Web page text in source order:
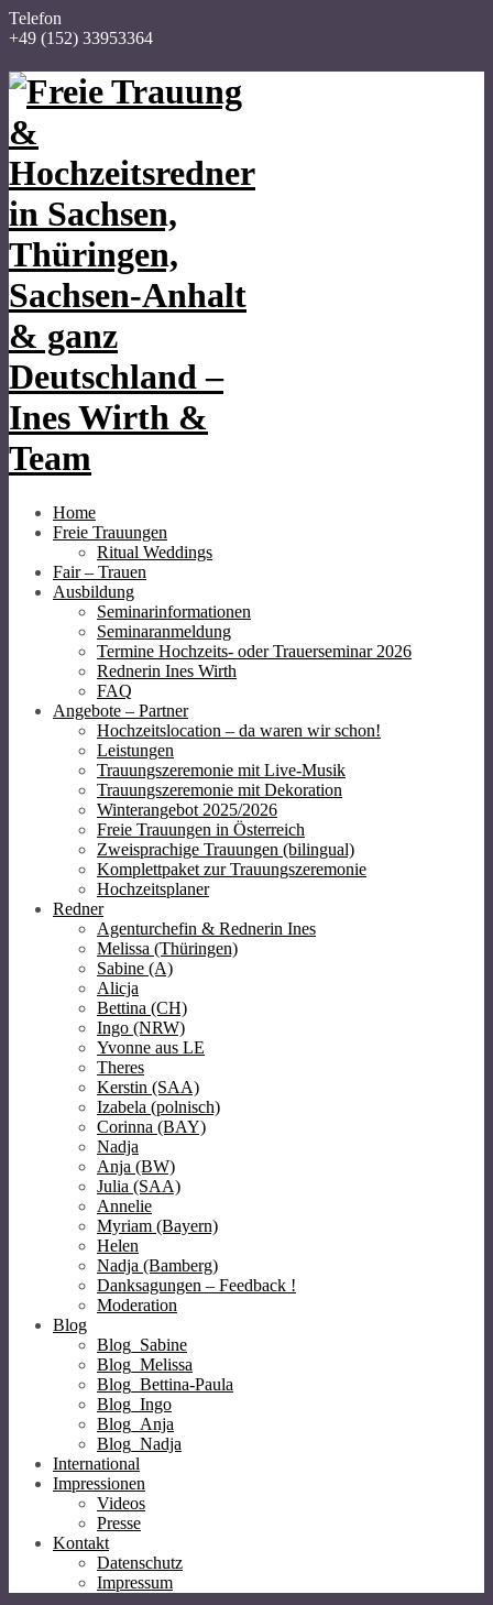
Telefon
+49 (152) 33953364
Home
Freie Trauungen
Ritual Weddings
Fair – Trauen
Ausbildung
Seminarinformationen
Seminaranmeldung
Termine Hochzeits- oder Trauerseminar 2026
Rednerin Ines Wirth
FAQ
Angebote – Partner
Hochzeitslocation – da waren wir schon!
Leistungen
Trauungszeremonie mit Live-Musik
Trauungszeremonie mit Dekoration
Winterangebot 2025/2026
Freie Trauungen in Österreich
Zweisprachige Trauungen (bilingual)
Komplettpaket zur Trauungszeremonie
Hochzeitsplaner
Redner
Agenturchefin & Rednerin Ines
Melissa (Thüringen)
Sabine (A)
Alicja
Bettina (CH)
Ingo (NRW)
Yvonne aus LE
Theres
Kerstin (SAA)
Izabela (polnisch)
Corinna (BAY)
Nadja
Anja (BW)
Julia (SAA)
Annelie
Myriam (Bayern)
Helen
Nadja (Bamberg)
Danksagungen – Feedback !
Moderation
Blog
Blog_Sabine
Blog_Melissa
Blog_Bettina-Paula
Blog_Ingo
Blog_Anja
Blog_Nadja
International
Impressionen
Videos
Presse
Kontakt
Datenschutz
Impressum